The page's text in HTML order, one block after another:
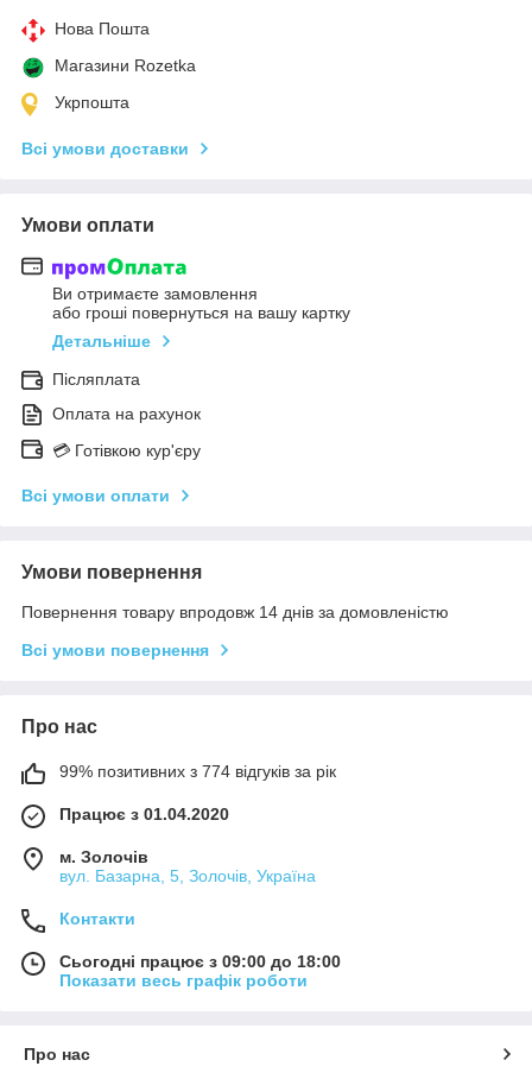
Нова Пошта
Магазини Rozetka
Укрпошта
Всі умови доставки
Умови оплати
Ви отримаєте замовлення
або гроші повернуться на вашу картку
Детальніше
Післяплата
Оплата на рахунок
💳 Готівкою кур'єру
Всі умови оплати
Умови повернення
Повернення товару впродовж 14 днів за домовленістю
Всі умови повернення
Про нас
99% позитивних з 774 відгуків за рік
Працює з 01.04.2020
м. Золочів
вул. Базарна, 5, Золочів, Україна
Контакти
Сьогодні працює з 09:00 до 18:00
Показати весь графік роботи
Про нас